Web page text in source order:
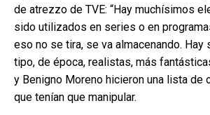
de atrezzo de TVE: “Hay muchísimos
sido utilizados en series o en
eso no se tira, se va almacenando.
tipo, de época, realistas, más
y Benigno Moreno hicieron una lista de
que tenían que manipular.